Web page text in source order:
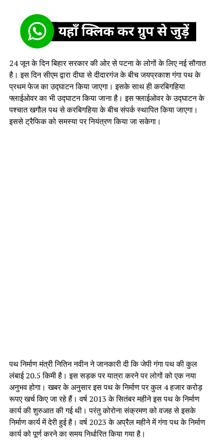
24 जून के दिन बिहार सरकार की ओर से पटना के लोगों के लिए नई सौगात
है। इस दिन सीएम द्वारा दीघा से दीदारगंज के बीच जयप्रकाश गंगा पथ के
प्रथम फेज का उद्घाटन किया जाएगा। इसके साथ ही करबिगहिया
फ्लाईओवर का भी उद्घाटन किया जाना है। इस फ्लाईओवर के उद्घाटन के
पश्चात खगौल पथ से करबिगहिया के बीच संपर्क स्थापित किया जाएगा।
इससे ट्रैफिक को समस्या पर नियंत्रण किया जा सकेगा।
पथ निर्माण मंत्री नितिन नवीन ने जानकारी दी कि जेपी गंगा पथ की कुल
लंबाई 20.5 किमी है। इस सड़क पर यात्रा करने पर लोगों को एक नया
अनुभव होगा। खबर के अनुसार इस पथ के निर्माण पर कुल 4 हजार करोड़
रूपए खर्च किए जा रहे हैं। वर्ष 2013 के सितंबर महीने इस पथ के निर्माण
कार्य की शुरुआत की गई थी। परंतु कोरोना संक्रमण को वजह से इसके
निर्माण कार्य में देरी हुई है। वर्ष 2023 के अप्रैल महीने में गंगा पथ के निर्माण
कार्य को पूर्ण करने का समय निर्धारित किया गया है।